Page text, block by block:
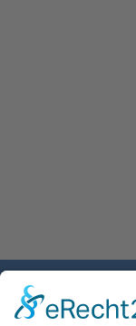
Gemeinde Schaan